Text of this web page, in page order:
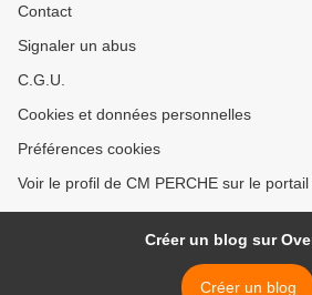
Contact
Signaler un abus
C.G.U.
Cookies et données personnelles
Préférences cookies
Voir le profil de CM PERCHE sur le
Créer un blog sur
Créer un blog